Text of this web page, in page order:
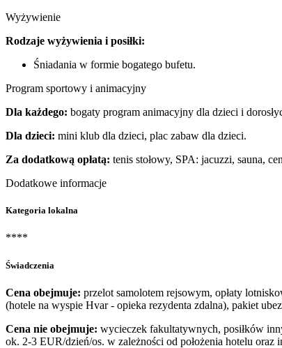
Wyżywienie
Rodzaje wyżywienia i posiłki:
Śniadania w formie bogatego bufetu.
Program sportowy i animacyjny
Dla każdego: bogaty program animacyjny dla dzieci i
Dla dzieci: mini klub dla dzieci, plac zabaw dla dzieci.
Za dodatkową opłatą: tenis stołowy, SPA: jacuzzi, sauna,
Dodatkowe informacje
Kategoria lokalna
****
Świadczenia
Cena obejmuje: przelot samolotem rejsowym, opłaty
(hotele na wyspie Hvar - opieka rezydenta zdalna), pakiet
Cena nie obejmuje: wycieczek fakultatywnych, posiłków
ok. 2-3 EUR/dzień/os. w zależności od położenia hotelu oraz